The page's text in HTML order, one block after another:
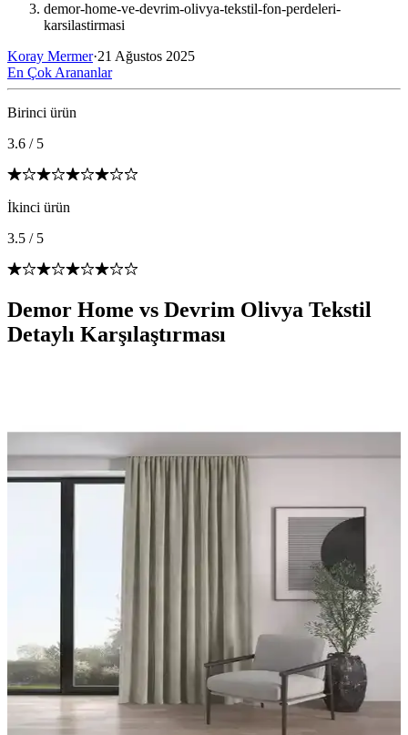
demor-home-ve-devrim-olivya-tekstil-fon-perdeleri-
karsilastirmasi
Koray Mermer·21 Ağustos 2025
En Çok Arananlar
Birinci ürün
3.6 / 5
İkinci ürün
3.5 / 5
Demor Home vs Devrim Olivya Tekstil
Detaylı Karşılaştırması